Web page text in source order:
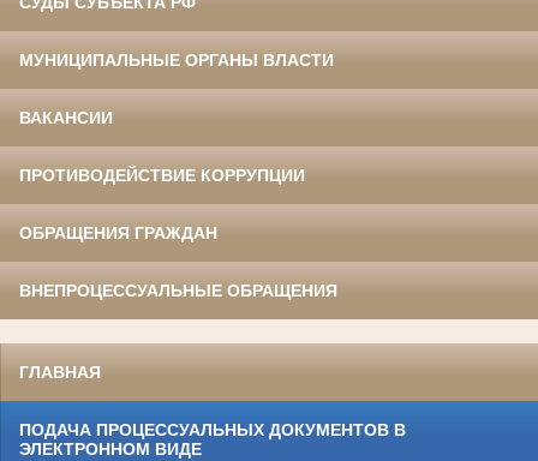
МУНИЦИПАЛЬНЫЕ ОРГАНЫ ВЛАСТИ
ВАКАНСИИ
ПРОТИВОДЕЙСТВИЕ КОРРУПЦИИ
ОБРАЩЕНИЯ ГРАЖДАН
ВНЕПРОЦЕССУАЛЬНЫЕ ОБРАЩЕНИЯ
ГЛАВНАЯ
ПОДАЧА ПРОЦЕССУАЛЬНЫХ ДОКУМЕНТОВ В
ЭЛЕКТРОННОМ ВИДЕ